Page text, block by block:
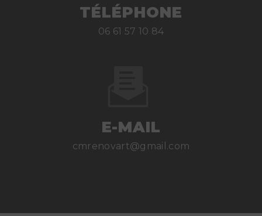
TÉLÉPHONE
06 61 57 10 84
E-MAIL
cmrenovart@gmail.com